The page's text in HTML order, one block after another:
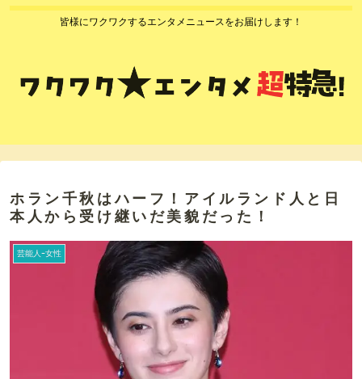
皆様にワクワクするエンタメニュースをお届けします！
ホラン千秋はハーフ！アイルランド人と日
本人から受け継いだ美貌だった！
芸能人ｰ女性